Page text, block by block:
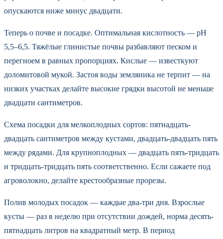
опускаются ниже минус двадцати.
Теперь о почве и посадке. Оптимальная кислотность — pH
5,5–6,5. Тяжёлые глинистые почвы разбавляют песком и
перегноем в равных пропорциях. Кислые — известкуют
доломитовой мукой. Застоя воды земляника не терпит — на
низких участках делайте высокие грядки высотой не меньше
двадцати сантиметров.
Схема посадки для мелкоплодных сортов: пятнадцать-
двадцать сантиметров между кустами, двадцать-двадцать пять
между рядами. Для крупноплодных — двадцать пять-тридцать
и тридцать-тридцать пять соответственно. Если сажаете под
агроволокно, делайте крестообразные прорезы.
Полив молодых посадок — каждые два-три дня. Взрослые
кусты — раз в неделю при отсутствии дождей, норма десять-
пятнадцать литров на квадратный метр. В период